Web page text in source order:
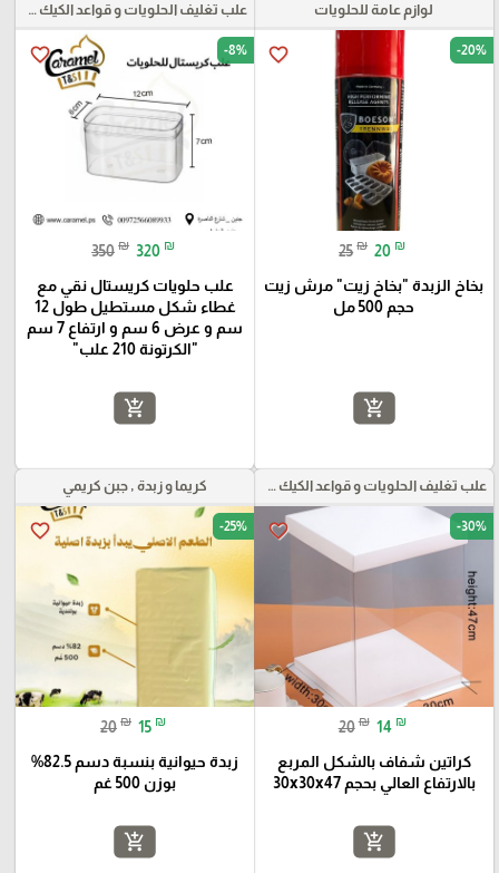
لوازم عامة للحلويات
favorite_border -20%
25 ₪ 20 ₪
بخاخ الزبدة "بخاخ زيت" مرش زيت
حجم 500 مل
add_shopping_cart
علب تغليف الحلويات و قواعد الكيك و علب بلاستيكية بأنواعها
favorite_border -8%
350 ₪ 320 ₪
علب حلويات كريستال نقي مع
غطاء شكل مستطيل طول 12
سم و عرض 6 سم و ارتفاع 7 سم
"الكرتونة 210 علب"
add_shopping_cart
علب تغليف الحلويات و قواعد الكيك و علب بلاستيكية بأنواعها
favorite_border -30%
20 ₪ 14 ₪
كراتين شفاف بالشكل المربع
بالارتفاع العالي بحجم 30x30x47
add_shopping_cart
كريما و زبدة , جبن كريمي
favorite_border -25%
20 ₪ 15 ₪
زبدة حيوانية بنسبة دسم 82.5%
بوزن 500 غم
add_shopping_cart